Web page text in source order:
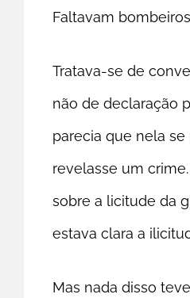
Faltavam
Tratava-se de
não de declaração
parecia que nela se
revelasse um
sobre a licitude da
estava clara a
Mas nada disso